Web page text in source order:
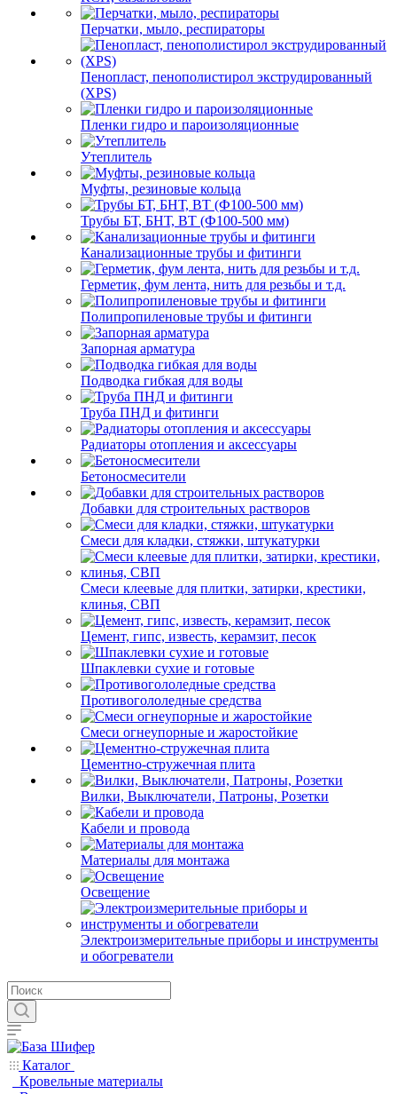
Перчатки, мыло, респираторы
Пенопласт, пенополистирол экструдированный
(XPS)
Пленки гидро и пароизоляционные
Утеплитель
Муфты, резиновые кольца
Трубы БТ, БНТ, ВТ (Ф100-500 мм)
Канализационные трубы и фитинги
Герметик, фум лента, нить для резьбы и т.д.
Полипропиленовые трубы и фитинги
Запорная арматура
Подводка гибкая для воды
Труба ПНД и фитинги
Радиаторы отопления и аксессуары
Бетоносмесители
Добавки для строительных растворов
Смеси для кладки, стяжки, штукатурки
Смеси клеевые для плитки, затирки, крестики,
клинья, СВП
Цемент, гипс, известь, керамзит, песок
Шпаклевки сухие и готовые
Противогололедные средства
Смеси огнеупорные и жаростойкие
Цементно-стружечная плита
Вилки, Выключатели, Патроны, Розетки
Кабели и провода
Материалы для монтажа
Освещение
Электроизмерительные приборы и инструменты
и обогреватели
Каталог
Кровельные материалы